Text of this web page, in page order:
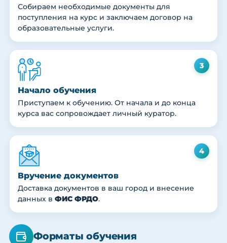
Собираем необходимые документы для
поступления на курс и заключаем договор на
образовательные услуги.
3
Начало обучения
Приступаем к обучению. От начала и до конца
курса вас сопровождает личный куратор.
4
Вручение документов
Доставка документов в ваш город и внесение
данных в ФИС ФРДО.
Форматы обучения